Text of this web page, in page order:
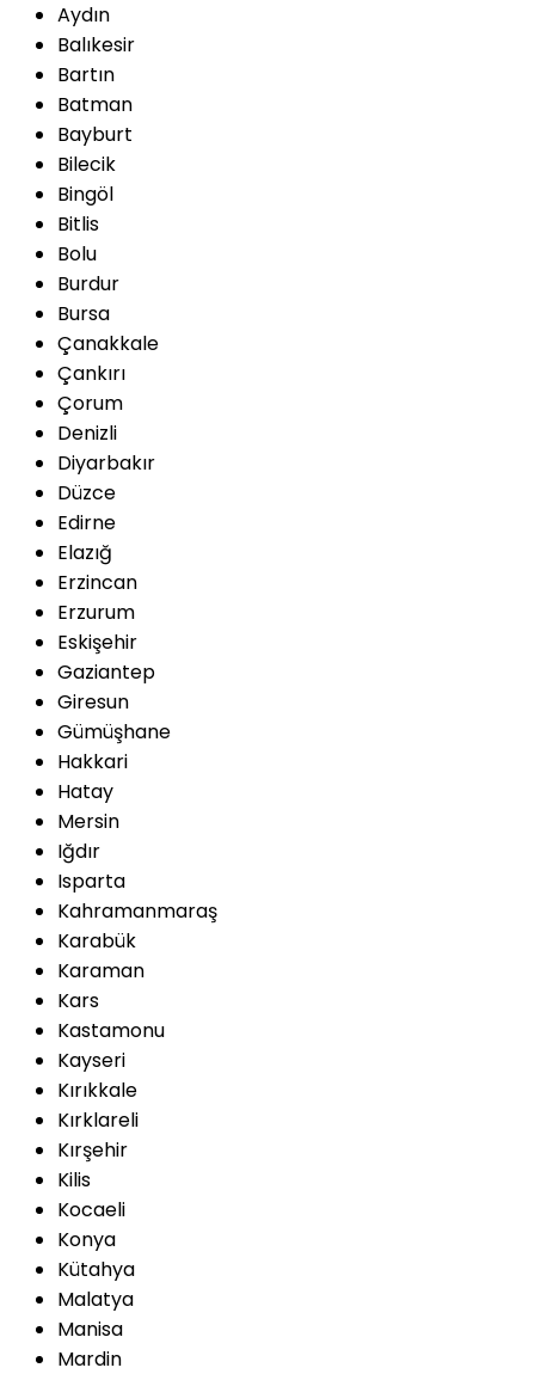
Aydın
Balıkesir
Bartın
Batman
Bayburt
Bilecik
Bingöl
Bitlis
Bolu
Burdur
Bursa
Çanakkale
Çankırı
Çorum
Denizli
Diyarbakır
Düzce
Edirne
Elazığ
Erzincan
Erzurum
Eskişehir
Gaziantep
Giresun
Gümüşhane
Hakkari
Hatay
Mersin
Iğdır
Isparta
Kahramanmaraş
Karabük
Karaman
Kars
Kastamonu
Kayseri
Kırıkkale
Kırklareli
Kırşehir
Kilis
Kocaeli
Konya
Kütahya
Malatya
Manisa
Mardin